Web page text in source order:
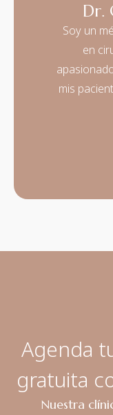
Dr.
Soy un
en
mis
Agenda
gratuita
Nuestra